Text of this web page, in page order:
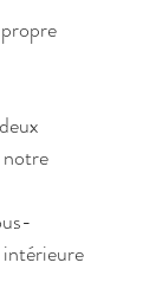
intérieure